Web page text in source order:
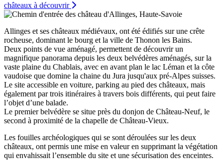
châteaux à découvrir
Allinges et ses châteaux médiévaux, ont été édifiés sur une crête
rocheuse, dominant le bourg et la ville de Thonon les Bains.
Deux points de vue aménagé, permettent de découvrir un
magnifique panorama depuis les deux belvédères aménagés, sur la
vaste plaine du Chablais, avec en avant plan le lac Léman et la côte
vaudoise que domine la chaine du Jura jusqu'aux pré-Alpes suisses.
Le site accessible en voiture, parking au pied des châteaux, mais
également par trois itinéraires à travers bois différents, qui peut faire
l’objet d’une balade.
Le premier belvédère se situe près du donjon de Château-Neuf, le
second à proximité de la chapelle de Château-Vieux.
Les fouilles archéologiques qui se sont déroulées sur les deux
châteaux, ont permis une mise en valeur en supprimant la végétation
qui envahissait l’ensemble du site et une sécurisation des enceintes.